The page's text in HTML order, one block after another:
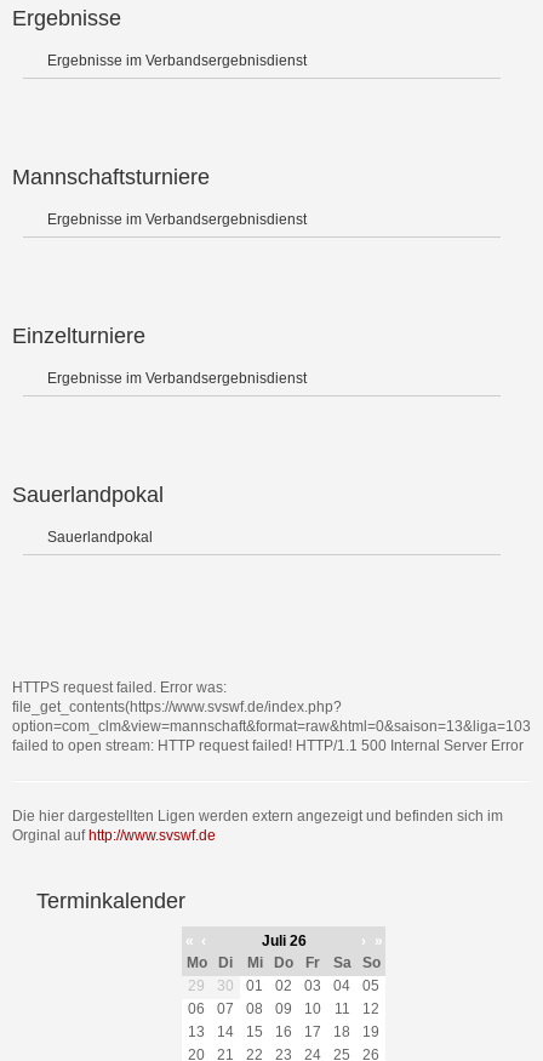
Ergebnisse
Ergebnisse im Verbandsergebnisdienst
Mannschaftsturniere
Ergebnisse im Verbandsergebnisdienst
Einzelturniere
Ergebnisse im Verbandsergebnisdienst
Sauerlandpokal
Sauerlandpokal
HTTPS request failed. Error was:
file_get_contents(https://www.svswf.de/index.php?
failed to open stream: HTTP request failed! HTTP/1.1 500 Internal Server Error
Die hier dargestellten Ligen werden extern angezeigt und befinden sich im
Orginal auf http://www.svswf.de
Terminkalender
« ‹ Juli 26 ›
»
Mo
Di Mi Do Fr Sa
So
29
30 01 02 03 04
05
06
07 08 09 10 11
12
13
14 15 16 17 18
19
20
21 22 23 24 25
26